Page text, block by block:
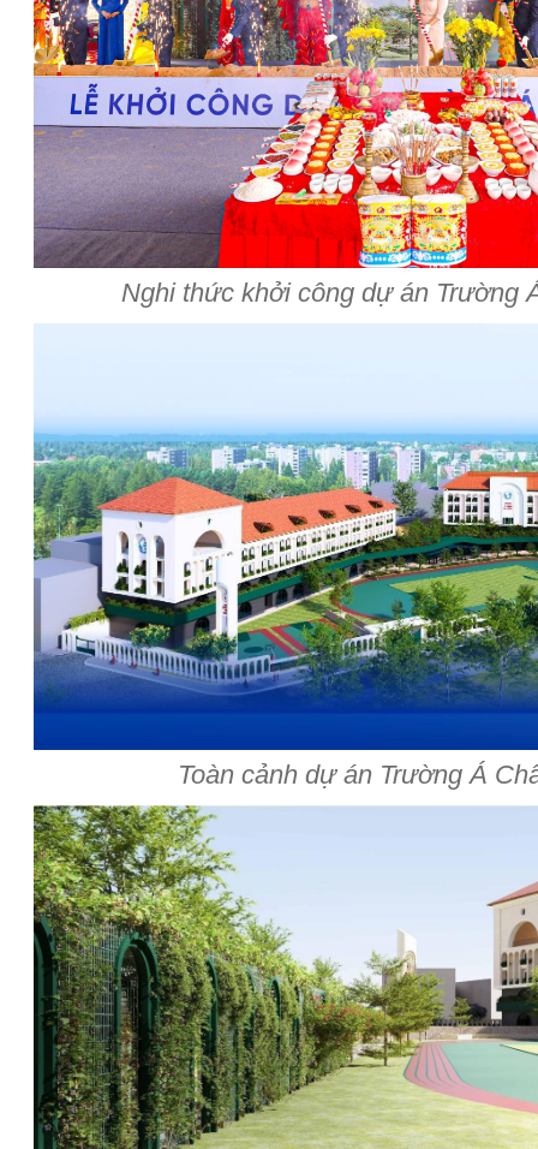
Nghi thức khởi công dự án Trường
Toàn cảnh dự án Trường Á